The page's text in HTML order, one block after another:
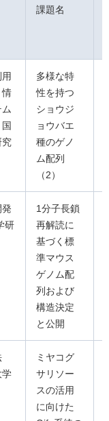
課題名
究
多様な特
性を持つ
ショウジ
ョウバエ
種のゲノ
ム配列
（2）
研
1分子長鎖
再解読に
基づく標
準マウス
ゲノム配
列および
構造決定
と公開
ミヤコグ
サリソー
スの活用
に向けた